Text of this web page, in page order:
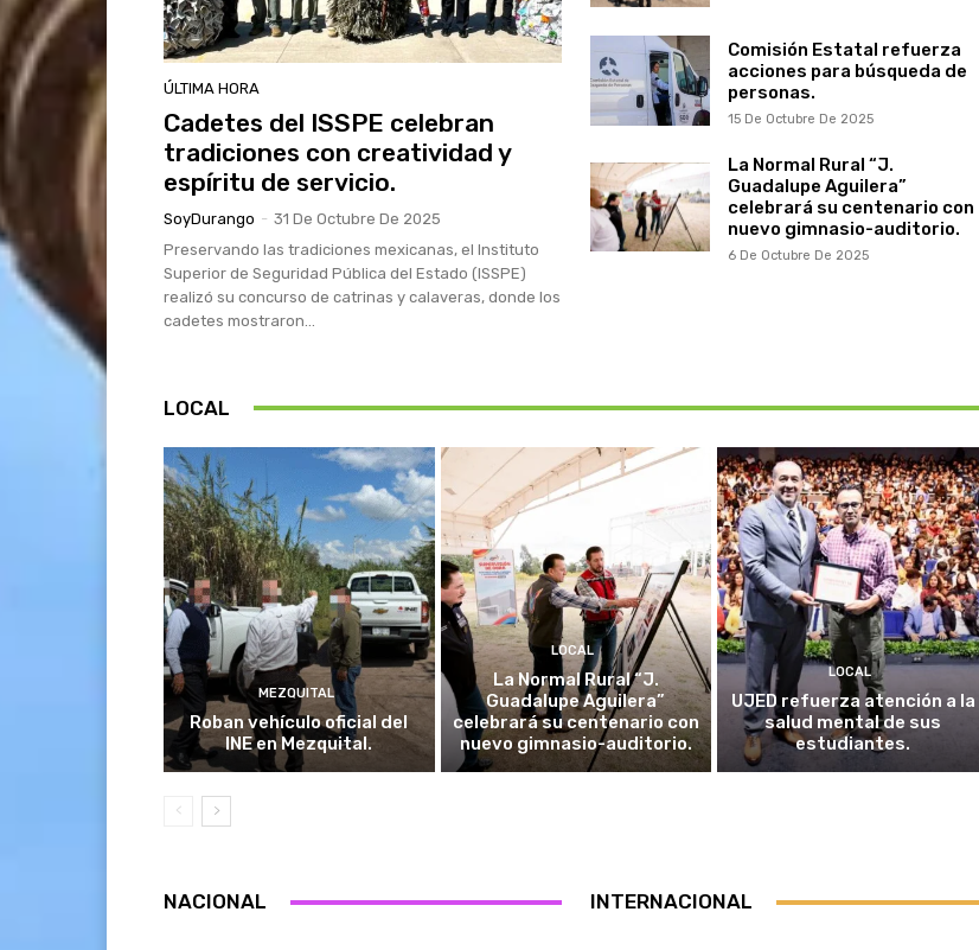
ÚLTIMA HORA
Cadetes del ISSPE celebran
tradiciones con creatividad y
espíritu de servicio.
SoyDurango - 31 De Octubre De 2025
Preservando las tradiciones mexicanas, el Instituto
Superior de Seguridad Pública del Estado (ISSPE)
realizó su concurso de catrinas y calaveras, donde los
cadetes mostraron...
Comisión Estatal refuerza
acciones para búsqueda de
personas.
15 De Octubre De 2025
La Normal Rural “J.
Guadalupe Aguilera”
celebrará su centenario con
nuevo gimnasio-auditorio.
6 De Octubre De 2025
LOCAL
MEZQUITAL
Roban vehículo oficial del
INE en Mezquital.
LOCAL
La Normal Rural “J.
Guadalupe Aguilera”
celebrará su centenario con
nuevo gimnasio-auditorio.
LOCAL
UJED refuerza atención a la
salud mental de sus
estudiantes.
NACIONAL INTERNACIONAL